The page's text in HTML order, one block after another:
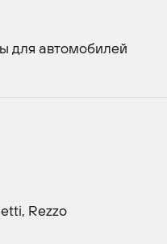
для автомобилей
Rezzo